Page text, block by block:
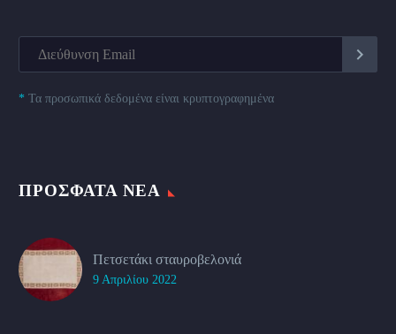
* Τα προσωπικά δεδομένα είναι κρυπτογραφημένα
ΠΡΌΣΦΑΤΑ ΝΈΑ
Πετσετάκι σταυροβελονιά
9 Απριλίου 2022